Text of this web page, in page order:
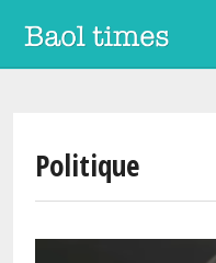
Politique